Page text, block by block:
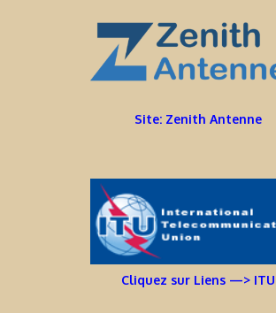
Site: Zenith Antenne
Cliquez sur Liens —> ITU